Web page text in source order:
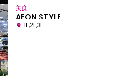
美食
AEON STYLE
1F,2F,3F